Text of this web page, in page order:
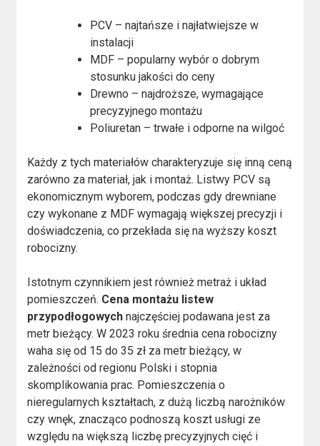
PCV – najtańsze i najłatwiejsze w
instalacji
MDF – popularny wybór o dobrym
stosunku jakości do ceny
Drewno – najdroższe, wymagające
precyzyjnego montażu
Poliuretan – trwałe i odporne na wilgoć
Każdy z tych materiałów charakteryzuje się inną ceną
zarówno za materiał, jak i montaż. Listwy PCV są
ekonomicznym wyborem, podczas gdy drewniane
czy wykonane z MDF wymagają większej precyzji i
doświadczenia, co przekłada się na wyższy koszt
robocizny.
Istotnym czynnikiem jest również metraż i układ
pomieszczeń. Cena montażu listew
przypodłogowych najczęściej podawana jest za
metr bieżący. W 2023 roku średnia cena robocizny
waha się od 15 do 35 zł za metr bieżący, w
zależności od regionu Polski i stopnia
skomplikowania prac. Pomieszczenia o
nieregularnych kształtach, z dużą liczbą narożników
czy wnęk, znacząco podnoszą koszt usługi ze
względu na większą liczbę precyzyjnych cięć i